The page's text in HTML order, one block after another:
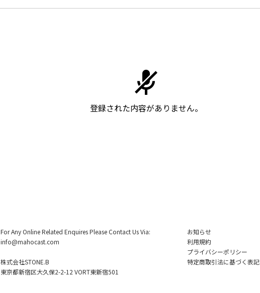
登録された内容がありません。
For Any Online Related Enquires Please Contact Us Via:
info@mahocast.com
株式会社STONE.B
東京都新宿区大久保2-2-12 VORT東新宿501
お知らせ
利用規約
プライバシーポリシー
特定商取引法に基づく表記